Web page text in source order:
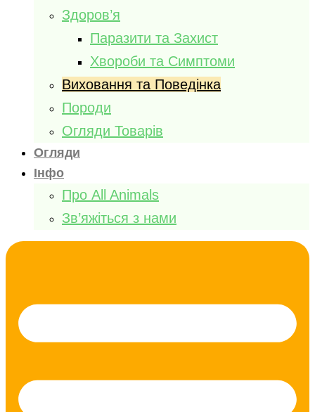
Здоров’я
Паразити та Захист
Хвороби та Симптоми
Виховання та Поведінка
Породи
Огляди Товарів
Огляди
Інфо
Про All Animals
Зв’яжіться з нами